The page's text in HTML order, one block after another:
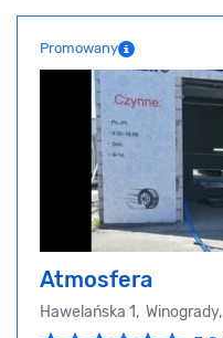
Promowany
Atmosfera
Hawelańska 1, Winogrady,